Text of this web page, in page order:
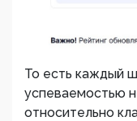
То есть каждый
успеваемостью
относительно